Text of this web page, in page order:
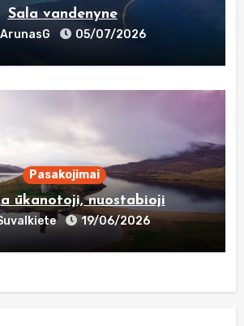
Sala vandenyne
ArunasG 05/07/2026
Pasakojimai
ūkanotoji, nuostabioji
19/06/2026